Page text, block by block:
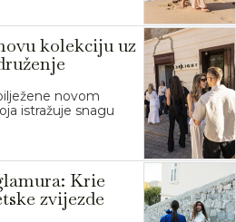
kolekciju uz
novom
istražuje snagu
Krie
zvijezde